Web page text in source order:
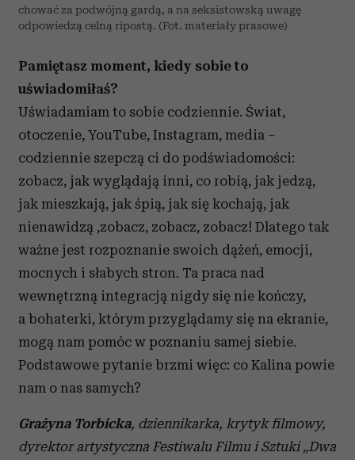
chować za podwójną gardą, a na seksistowską uwagę
odpowiedzą celną ripostą. (Fot. materiały prasowe)
Pamiętasz moment, kiedy sobie to
uświadomiłaś?
Uświadamiam to sobie codziennie. Świat,
otoczenie, YouTube, Instagram, media –
codziennie szepczą ci do podświadomości:
zobacz, jak wyglądają inni, co robią, jak jedzą,
jak mieszkają, jak śpią, jak się kochają, jak
nienawidzą ,zobacz, zobacz, zobacz! Dlatego tak
ważne jest rozpoznanie swoich dążeń, emocji,
mocnych i słabych stron. Ta praca nad
wewnętrzną integracją nigdy się nie kończy,
a bohaterki, którym przyglądamy się na ekranie,
mogą nam pomóc w poznaniu samej siebie.
Podstawowe pytanie brzmi więc: co Kalina powie
nam o nas samych?
Grażyna Torbicka, dziennikarka, krytyk filmowy,
dyrektor artystyczna Festiwalu Filmu i Sztuki „Dwa